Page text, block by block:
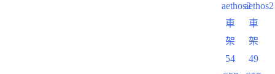
aethos2
車
架
54
aethos2
車
架
49